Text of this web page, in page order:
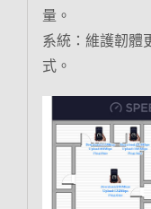
量。
系統：維護韌體
式。